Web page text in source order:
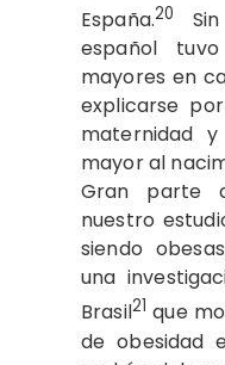
España.20
español
mayores en
explicarse
maternidad
mayor al
Gran parte
nuestro
siendo
una
Brasil21 que
de obesidad